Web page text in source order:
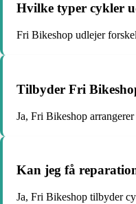
Hvilke typer cykler
Fri Bikeshop udlejer
Tilbyder Fri
Ja, Fri Bikeshop
Kan jeg få
Ja, Fri Bikeshop tilbyder